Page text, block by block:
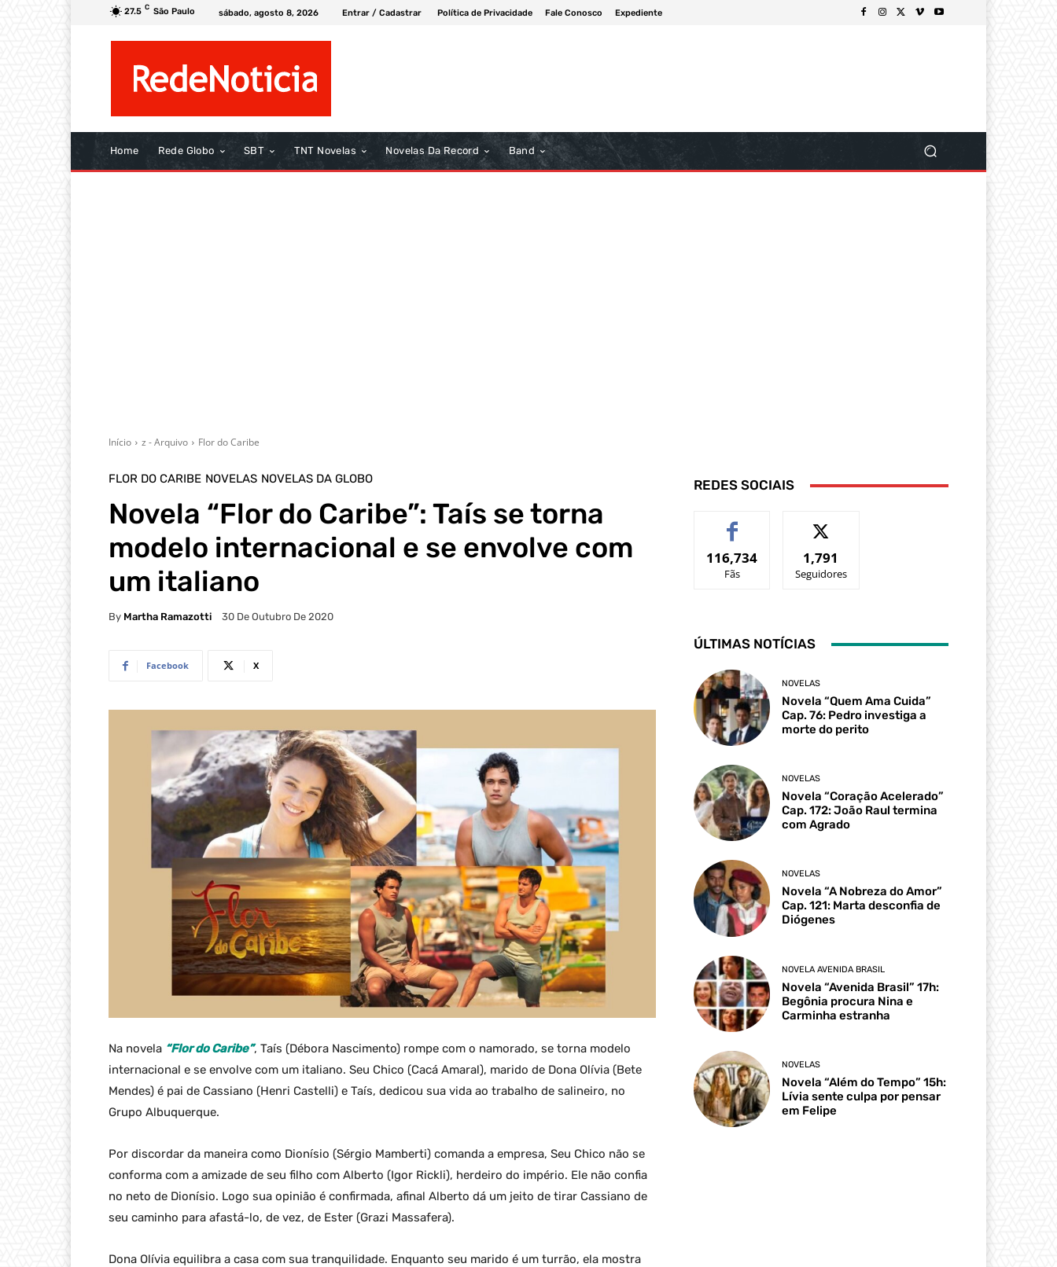
27.5 C São Paulo sábado, agosto 8, 2026 Entrar / Cadastrar Política de Privacidade Fale Conosco Expediente
Home Rede Globo SBT TNT Novelas Novelas Da Record Band
Início z - Arquivo Flor do Caribe
FLOR DO CARIBE NOVELAS NOVELAS DA GLOBO
Novela “Flor do Caribe”: Taís se torna
modelo internacional e se envolve com
um italiano
By Martha Ramazotti 30 De Outubro De 2020
Facebook X
Na novela “Flor do Caribe”, Taís (Débora Nascimento) rompe com o namorado, se torna modelo
internacional e se envolve com um italiano. Seu Chico (Cacá Amaral), marido de Dona Olívia (Bete
Mendes) é pai de Cassiano (Henri Castelli) e Taís, dedicou sua vida ao trabalho de salineiro, no
Grupo Albuquerque.
Por discordar da maneira como Dionísio (Sérgio Mamberti) comanda a empresa, Seu Chico não se
conforma com a amizade de seu filho com Alberto (Igor Rickli), herdeiro do império. Ele não confia
no neto de Dionísio. Logo sua opinião é confirmada, afinal Alberto dá um jeito de tirar Cassiano de
seu caminho para afastá-lo, de vez, de Ester (Grazi Massafera).
Dona Olívia equilibra a casa com sua tranquilidade. Enquanto seu marido é um turrão, ela mostra
REDES SOCIAIS
116,734
Fãs
1,791
Seguidores
ÚLTIMAS NOTÍCIAS
NOVELAS
Novela “Quem Ama Cuida”
Cap. 76: Pedro investiga a
morte do perito
NOVELAS
Novela “Coração Acelerado”
Cap. 172: João Raul termina
com Agrado
NOVELAS
Novela “A Nobreza do Amor”
Cap. 121: Marta desconfia de
Diógenes
NOVELA AVENIDA BRASIL
Novela “Avenida Brasil” 17h:
Begônia procura Nina e
Carminha estranha
NOVELAS
Novela “Além do Tempo” 15h:
Lívia sente culpa por pensar
em Felipe